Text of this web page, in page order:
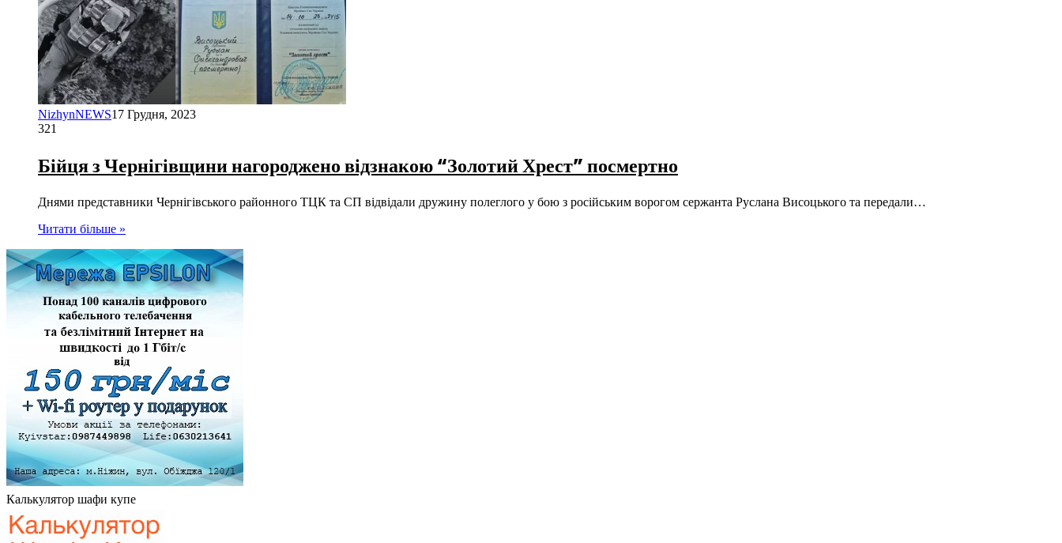
NizhynNEWS17 Грудня, 2023
321
Бійця з Чернігівщини нагороджено відзнакою “Золотий Хрест” посмертно
Днями представники Чернігівського районного ТЦК та СП відвідали дружину полеглого у бою з російським ворогом сержанта Руслана Висоцького та передали…
Читати більше »
Калькулятор шафи купе